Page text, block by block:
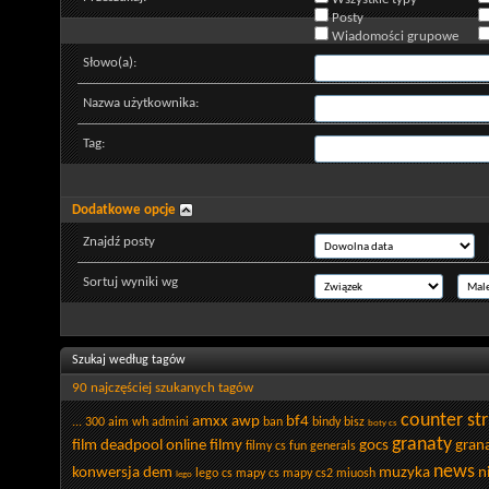
Posty
Wiadomości grupowe
Słowo(a):
Nazwa użytkownika:
Tag:
Dodatkowe opcje
Znajdź posty
Sortuj wyniki wg
Szukaj według tagów
90 najczęściej szukanych tagów
... 300 aim wh admini amxx awp ban bf4 bindy bisz boty cs counter
film deadpool online filmy filmy cs fun generals gocs granaty
konwersja dem lego lego cs mapy cs mapy cs2 miuosh muzyka news